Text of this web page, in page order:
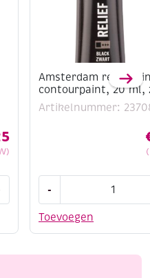
Amsterdam
contourpaint, 20 ml,
Artikelnummer:
Toevoegen
-
/
ml,